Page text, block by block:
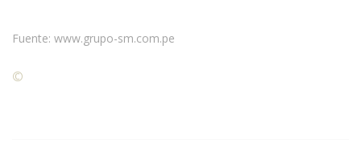
Fuente: www.grupo-sm.com.pe
©